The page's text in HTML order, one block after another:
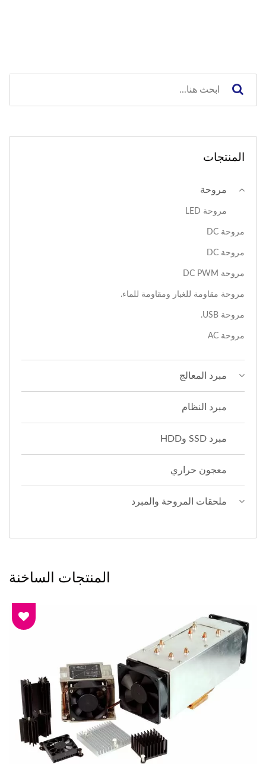
المنتجات
مروحة
مروحة LED
مروحة DC
مروحة DC
مروحة DC PWM
مروحة مقاومة للغبار ومقاومة للماء.
مروحة USB.
مروحة AC
مبرد المعالج
مبرد النظام
مبرد SSD وHDD
معجون حراري
ملحقات المروحة والمبرد
المنتجات الساخنة